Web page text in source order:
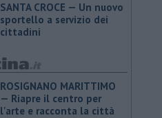
SANTA CROCE — Un nuovo
sportello a servizio dei
cittadini
ROSIGNANO MARITTIMO
— Riapre il centro per
l'arte e racconta la città